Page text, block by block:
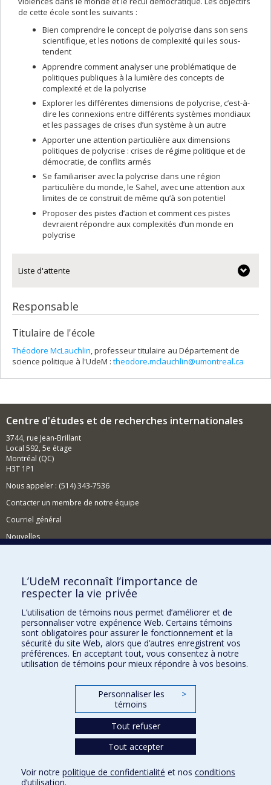
de cette école sont les suivants :
Bien comprendre le concept de polycrise dans son sens
scientifique, et les notions de complexité qui les sous-
tendent
Apprendre comment analyser une problématique de
politiques publiques à la lumière des concepts de
complexité et de la polycrise
Explorer les différentes dimensions de polycrise, c’est-à-
dire les connexions entre différents systèmes mondiaux
et les passages de crises d’un système à un autre
Apporter une attention particulière aux dimensions
politiques de polycrise : crises de régime politique et de
démocratie, de conflits armés
Se familiariser avec la polycrise dans une région
particulière du monde, le Sahel, avec une attention aux
limites de ce construit de même qu’à son potentiel
Proposer des pistes d’action et comment ces pistes
devraient répondre aux complexités d’un monde en
polycrise
Liste d'attente
Responsable
Titulaire de l'école
Théodore McLauchlin, professeur titulaire au Département de
science politique à l'UdeM : theodore.mclauchlin@umontreal.ca
Centre d'études et de recherches internationales
3744, rue Jean-Brillant
Local 592, 5e étage
Montréal (QC)
H3T 1P1
Nous appeler : (514) 343-7536
Contacter un membre de notre équipe
Courriel général
Nouvelles
Comment soutenir le CÉRIUM?
BESOIN D'AIDE?
Plan du site
Signaler une erreur
Accessibilité
FACULTÉ DES ARTS ET DES SCIENCES
Nos départements et écoles
Conditions d’utilisation
L’UdeM reconnaît l’importance de
respecter la vie privée
L’utilisation de témoins nous permet d’améliorer et de
personnaliser votre expérience Web. Certains témoins
sont obligatoires pour assurer le fonctionnement et la
sécurité du site Web, alors que d’autres enregistrent vos
préférences. En acceptant tout, vous consentez à notre
utilisation de témoins pour mieux répondre à vos besoins.
Personnaliser les
témoins
>
Tout refuser
Tout accepter
Voir notre politique de confidentialité et nos conditions
d’utilisation.